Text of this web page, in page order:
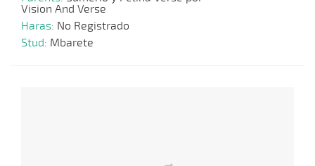
Vision And Verse
Haras: No Registrado
Stud: Mbarete